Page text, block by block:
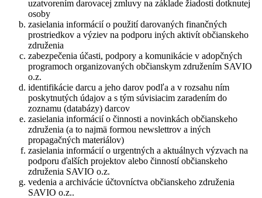
uzatvorením darovacej zmluvy na základe žiadosti dotknutej
osoby
zasielania informácií o použití darovaných finančných
prostriedkov a výziev na podporu iných aktivít občianskeho
združenia
zabezpečenia účasti, podpory a komunikácie v adopčných
programoch organizovaných občianskym združením SAVIO
o.z.
identifikácie darcu a jeho darov podľa a v rozsahu ním
poskytnutých údajov a s tým súvisiacim zaradením do
zoznamu (databázy) darcov
zasielania informácií o činnosti a novinkách občianskeho
združenia (a to najmä formou newslettrov a iných
propagačných materiálov)
zasielania informácií o urgentných a aktuálnych výzvach na
podporu ďalších projektov alebo činností občianskeho
združenia SAVIO o.z.
vedenia a archivácie účtovníctva občianskeho združenia
SAVIO o.z..